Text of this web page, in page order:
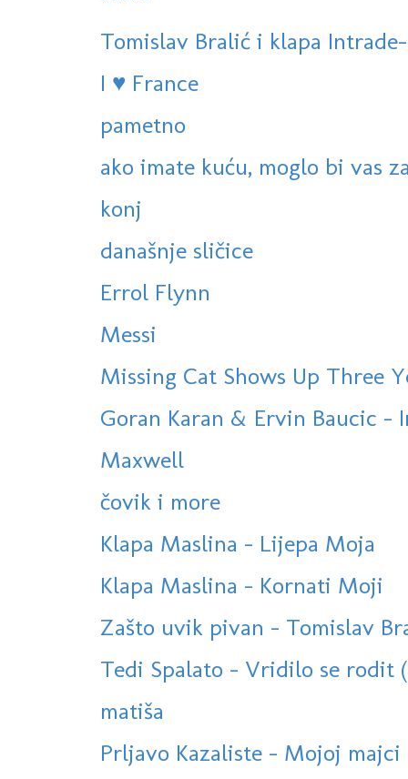
Tomislav Bralić i klapa
I ♥ France
pametno
ako imate kuću, moglo bi vas
konj
današnje sličice
Errol Flynn
Messi
Missing Cat Shows Up Three
Goran Karan & Ervin Baucic -
Maxwell
čovik i more
Klapa Maslina - Lijepa Moja
Klapa Maslina - Kornati Moji
Zašto uvik pivan - Tomislav
Tedi Spalato - Vridilo se rodit
matiša
Prljavo Kazaliste - Mojoj majci